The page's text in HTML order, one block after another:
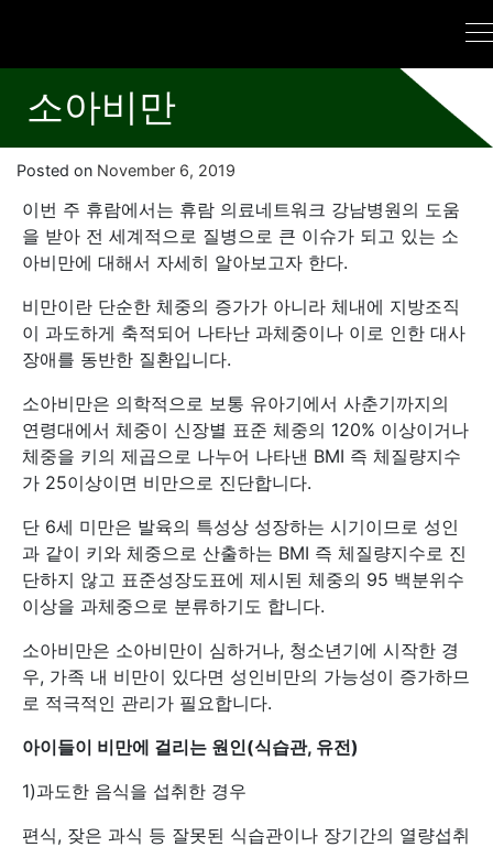
소아비만
Posted on November 6, 2019
이번 주 휴람에서는 휴람 의료네트워크 강남병원의 도움
을 받아 전 세계적으로 질병으로 큰 이슈가 되고 있는 소
아비만에 대해서 자세히 알아보고자 한다.
비만이란 단순한 체중의 증가가 아니라 체내에 지방조직
이 과도하게 축적되어 나타난 과체중이나 이로 인한 대사
장애를 동반한 질환입니다.
소아비만은 의학적으로 보통 유아기에서 사춘기까지의
연령대에서 체중이 신장별 표준 체중의 120% 이상이거나
체중을 키의 제곱으로 나누어 나타낸 BMI 즉 체질량지수
가 25이상이면 비만으로 진단합니다.
단 6세 미만은 발육의 특성상 성장하는 시기이므로 성인
과 같이 키와 체중으로 산출하는 BMI 즉 체질량지수로 진
단하지 않고 표준성장도표에 제시된 체중의 95 백분위수
이상을 과체중으로 분류하기도 합니다.
소아비만은 소아비만이 심하거나, 청소년기에 시작한 경
우, 가족 내 비만이 있다면 성인비만의 가능성이 증가하므
로 적극적인 관리가 필요합니다.
아이들이 비만에 걸리는 원인(식습관, 유전)
1)과도한 음식을 섭취한 경우
편식, 잦은 과식 등 잘못된 식습관이나 장기간의 열량섭취